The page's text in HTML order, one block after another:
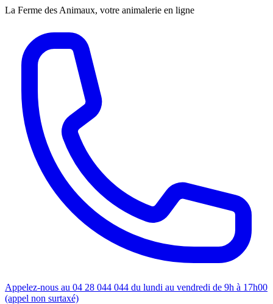
La Ferme des Animaux, votre animalerie en ligne
Appelez-nous au 04 28 044 044 du lundi au vendredi de 9h à 17h00
(appel non surtaxé)